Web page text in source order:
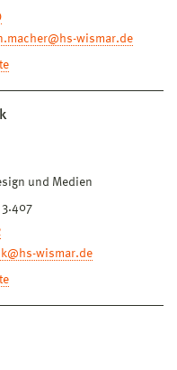
wismar.de
und Medien
3.407
wismar.de